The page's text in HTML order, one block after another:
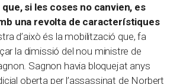
si les coses no canvien, es
una revolta de característiques
d’això és la mobilització que, fa
la dimissió del nou ministre de
Sagnon havia bloquejat anys
oberta per l’assassinat de Norbert